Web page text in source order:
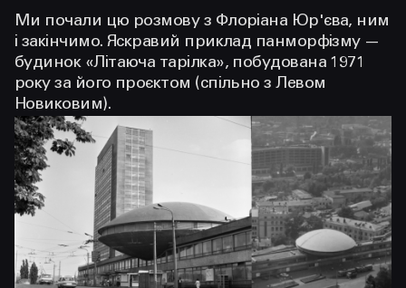
Ми почали цю розмову з Флоріана Юр'єва, ним
і закінчимо. Яскравий приклад панморфізму —
будинок «Літаюча тарілка», побудована 1971
року за його проєктом (спільно з Левом
Новиковим).